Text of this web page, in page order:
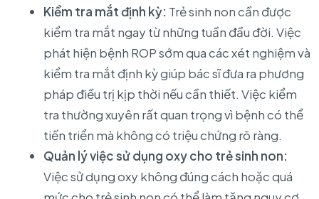
Kiểm tra mắt định kỳ: Trẻ sinh non cần được
kiểm tra mắt ngay từ những tuần đầu đời. Việc
phát hiện bệnh ROP sớm qua các xét nghiệm và
kiểm tra mắt định kỳ giúp bác sĩ đưa ra phương
pháp điều trị kịp thời nếu cần thiết. Việc kiểm
tra thường xuyên rất quan trọng vì bệnh có thể
tiến triển mà không có triệu chứng rõ ràng.
Quản lý việc sử dụng oxy cho trẻ sinh non:
Việc sử dụng oxy không đúng cách hoặc quá